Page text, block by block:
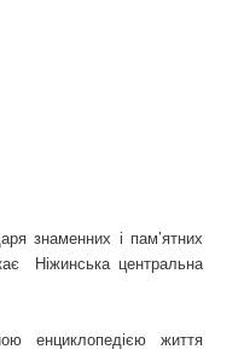
знаменних і пам’ятних
Ніжинська центральна
енциклопедією життя